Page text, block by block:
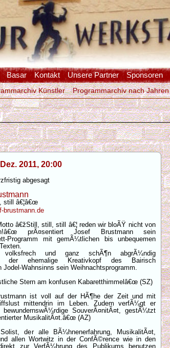
Basar Kontakt Unsere Partner Sponsoren
Künstler Programmarchiv nach Jahren
2011, 20:00
abgesagt
still â€¦â€œ
brustmann.de
â€žStill, still, still â€¦ reden wir bloÃŸ nicht von
prÃ¤sentiert Josef Brustmann sein
Programm mit gemÃ¼tlichen bis unbequemen
volksfrech und ganz schÃ¶n abgrÃ¼ndig
der ehemalige Kreativkopf des Bairisch
Jodel-Wahnsinns sein Weihnachtsprogramm.
Stern am konfusen Kabaretthimmelâ€œ (SZ)
ist voll auf der HÃ¶he der Zeit und mit
mittendrin im Leben. Zudem verfÃ¼gt er
SouverÃ¤nitÃ¤t, gestÃ¼tzt
MusikalitÃ¤t.â€œ (AZ)
der alle BÃ¼hnenerfahrung, MusikalitÃ¤t,
allen Wortwitz in der ConfÃ©rence wie in den
zur VerfÃ¼hrung des Publikums benutzen